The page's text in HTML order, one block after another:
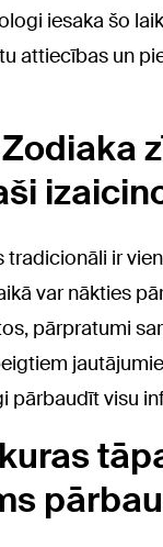
iesaka šo
attiecības un
ir
var nākties
pārpratumi
pārbaudīt visu